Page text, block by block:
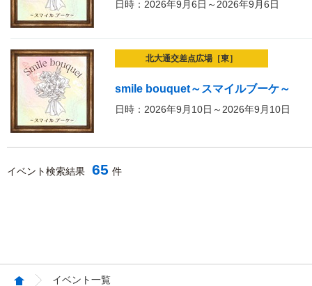
日時：2026年9月6日～2026年9月6日
北大通交差点広場［東］
smile bouquet～スマイルブーケ～
日時：2026年9月10日～2026年9月10日
イベント検索結果 65 件
イベント一覧